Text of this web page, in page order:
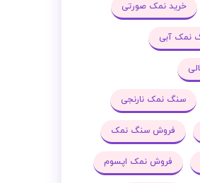
خرید نمک صورتی
نمک آبی
سنگ نمک نارنجی
فروش سنگ نمک
فروش نمک اپسوم